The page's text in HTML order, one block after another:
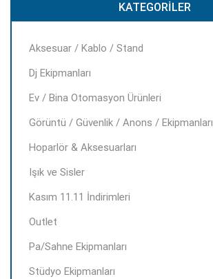
KATEGORILER
Aksesuar / Kablo / Stand
Dj Ekipmanları
Ev / Bina Otomasyon Ürünleri
Görüntü / Güvenlik / Anons / Ekipmanları
Hoparlör & Aksesuarları
Işık ve Sisler
Kasım 11.11 İndirimleri
Outlet
Pa/Sahne Ekipmanları
Stüdyo Ekipmanları